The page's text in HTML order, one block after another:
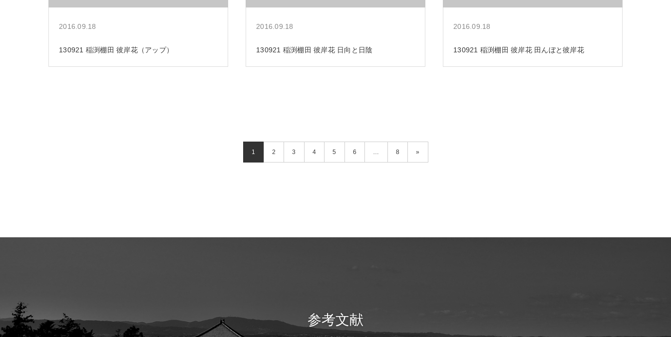
2016.09.18
130921 稲渕棚田 彼岸花（アップ）
2016.09.18
130921 稲渕棚田 彼岸花 日向と日陰
2016.09.18
130921 稲渕棚田 彼岸花 田んぼと彼岸花
1 2 3 4 5 6 … 8 »
参考文献